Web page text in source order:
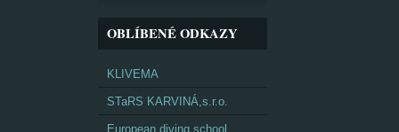
OBLÍBENÉ ODKAZY
KLIVEMA
STaRS KARVINÁ,s.r.o.
European diving school